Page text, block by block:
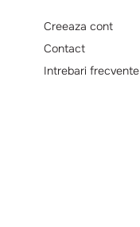
Creeaza cont
Contact
Intrebari frecvente